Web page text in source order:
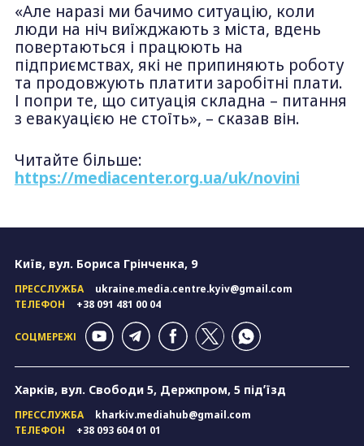
«Але наразі ми бачимо ситуацію, коли
люди на ніч виїжджають з міста, вдень
повертаються і працюють на
підприємствах, які не припиняють роботу
та продовжують платити заробітні плати.
І попри те, що ситуація складна – питання
з евакуацією не стоїть», – сказав він.
Читайте більше:
https://mediacenter.org.ua/uk/novini
Київ, вул. Бориса Грінченка, 9
ПРЕССЛУЖБА
ukraine.media.centre.kyiv@gmail.com
ТЕЛЕФОН
+38 091 481 00 04
СОЦМЕРЕЖІ
Харків, вул. Свободи 5, Держпром, 5 підʼїзд
ПРЕССЛУЖБА
kharkiv.mediahub@gmail.com
ТЕЛЕФОН
+38 093 604 01 01